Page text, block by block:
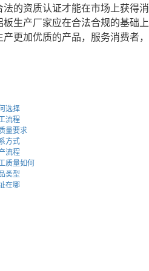
的资质认证才能在市场上获得消
生产厂家应在合法合规的基础上
更加优质的产品，服务消费者，
选择
流程
量要求
方式
流程
质量如何
类型
在哪